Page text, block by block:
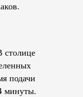
столице
подачи
минуты.